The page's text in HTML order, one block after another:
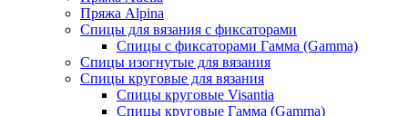
Пряжа Alpina
Спицы для вязания с фиксаторами
Спицы с фиксаторами Гамма (Gamma)
Спицы изогнутые для вязания
Спицы круговые для вязания
Спицы круговые Visantia
Спицы круговые Гамма (Gamma)